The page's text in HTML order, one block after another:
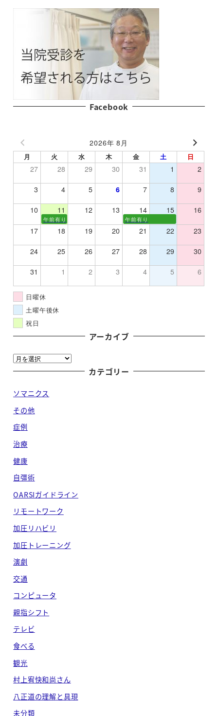
Facebook
2026年 8月
月 火 水 木 金 土 日
27 28 29 30 31 1 2
3 4 5 6 7 8 9
10 11 12 13 14 15 16
午前有り 午前有り
17 18 19 20 21 22 23
24 25 26 27 28 29 30
31 1 2 3 4 5 6
日曜休
土曜午後休
祝日
アーカイブ
ア
ー
イ
ブ
カテゴリー
ソマニクス
その他
症例
治療
健康
自彊術
OARSIガイドライン
リモートワーク
加圧リハビリ
加圧トレーニング
演劇
交通
コンピュータ
親指シフト
テレビ
食べる
観光
村上宥快和尚さん
八正道の理解と具現
未分類